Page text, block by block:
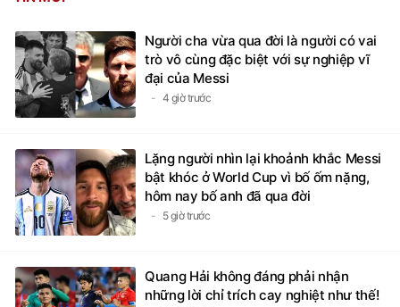
Người cha vừa qua đời là người có vai
trò vô cùng đặc biệt với sự nghiệp vĩ
đại của Messi
4 giờ trước
Lặng người nhìn lại khoảnh khắc Messi
bật khóc ở World Cup vì bố ốm nặng,
hôm nay bố anh đã qua đời
5 giờ trước
Quang Hải không đáng phải nhận
những lời chỉ trích cay nghiệt như thế!